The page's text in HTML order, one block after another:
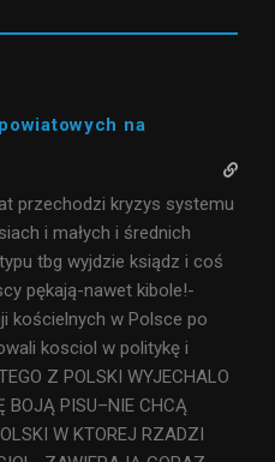
na
przechodzi kryzys systemu
i małych i średnich
tbg wyjdzie ksiądz i coś
pękają-nawet kibole!-
kościelnych w Polsce po
kosciol w politykę i
Z POLSKI WYJECHALO
BOJĄ PISU–NIE CHCĄ
W KTOREJ RZADZI